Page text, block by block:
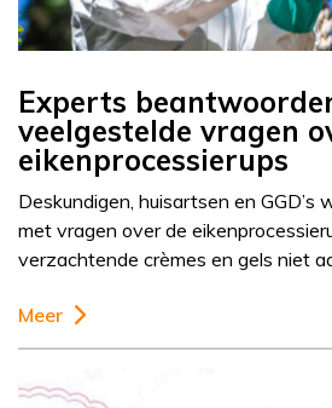
Experts
veelgestelde vragen
eikenprocessierups
Deskundigen, huisartsen en GGD’s
met vragen over de
verzachtende crèmes en gels niet
Meer